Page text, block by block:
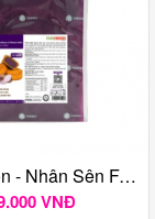
Khoai Môn - Nhân Sên Farina Luna 1Kg
VNĐ